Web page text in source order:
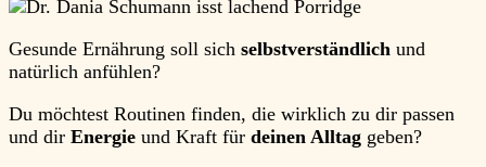
Gesunde Ernährung soll sich selbstverständlich und
natürlich anfühlen?
Du möchtest Routinen finden, die wirklich zu dir passen
und dir Energie und Kraft für deinen Alltag geben?